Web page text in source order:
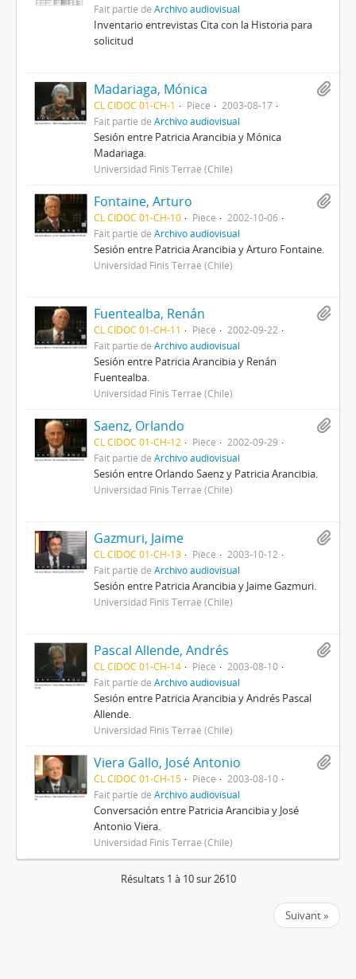
Fait partie de Archivo audiovisual
Inventario entrevistas Cita con la Historia para
solicitud
Madariaga, Mónica
CL CIDOC 01-CH-1 Pièce
2003-08-17
Fait partie de Archivo audiovisual
Sesión entre Patricia Arancibia y Mónica
Madariaga.
Universidad Finis Terrae (Chile)
Fontaine, Arturo
CL CIDOC 01-CH-10 Pièce
2002-10-06
Fait partie de Archivo audiovisual
Sesión entre Patricia Arancibia y Arturo Fontaine.
Universidad Finis Terrae (Chile)
Fuentealba, Renán
CL CIDOC 01-CH-11 Pièce
2002-09-22
Fait partie de Archivo audiovisual
Sesión entre Patricia Arancibia y Renán
Fuentealba.
Universidad Finis Terrae (Chile)
Saenz, Orlando
CL CIDOC 01-CH-12 Pièce
2002-09-29
Fait partie de Archivo audiovisual
Sesión entre Orlando Saenz y Patricia Arancibia.
Universidad Finis Terrae (Chile)
Gazmuri, Jaime
CL CIDOC 01-CH-13 Pièce
2003-10-12
Fait partie de Archivo audiovisual
Sesión entre Patricia Arancibia y Jaime Gazmuri.
Universidad Finis Terrae (Chile)
Pascal Allende, Andrés
CL CIDOC 01-CH-14 Pièce
2003-08-10
Fait partie de Archivo audiovisual
Sesión entre Patricia Arancibia y Andrés Pascal
Allende.
Universidad Finis Terrae (Chile)
Viera Gallo, José Antonio
CL CIDOC 01-CH-15 Pièce
2003-08-10
Fait partie de Archivo audiovisual
Conversación entre Patricia Arancibia y José
Antonio Viera.
Universidad Finis Terrae (Chile)
Résultats 1 à 10 sur 2610
Suivant »